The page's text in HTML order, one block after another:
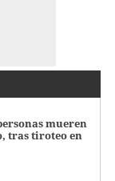
mueren
tras tiroteo en